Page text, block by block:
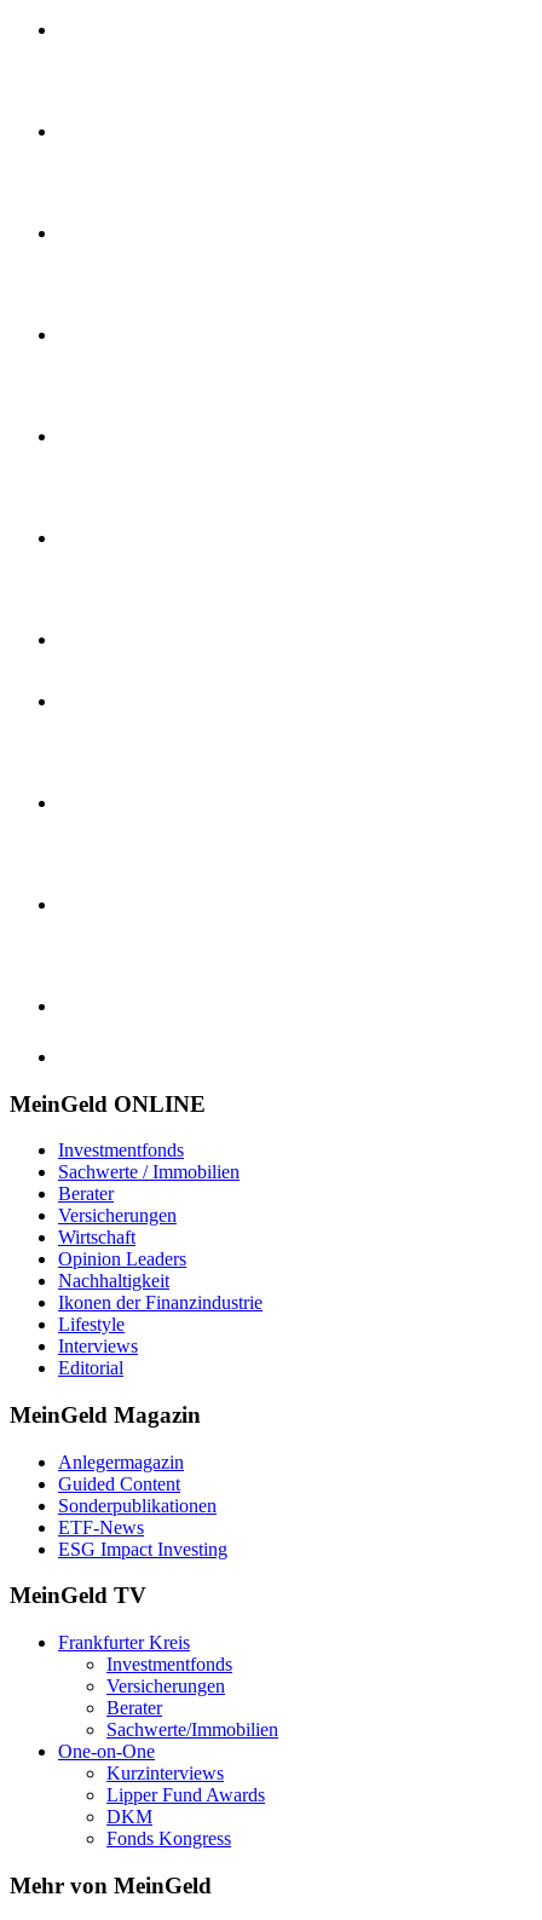
MeinGeld ONLINE
Investmentfonds
Sachwerte / Immobilien
Berater
Versicherungen
Wirtschaft
Opinion Leaders
Nachhaltigkeit
Ikonen der Finanzindustrie
Lifestyle
Interviews
Editorial
MeinGeld Magazin
Anlegermagazin
Guided Content
Sonderpublikationen
ETF-News
ESG Impact Investing
MeinGeld TV
Frankfurter Kreis
Investmentfonds
Versicherungen
Berater
Sachwerte/Immobilien
One-on-One
Kurzinterviews
Lipper Fund Awards
DKM
Fonds Kongress
Mehr von MeinGeld